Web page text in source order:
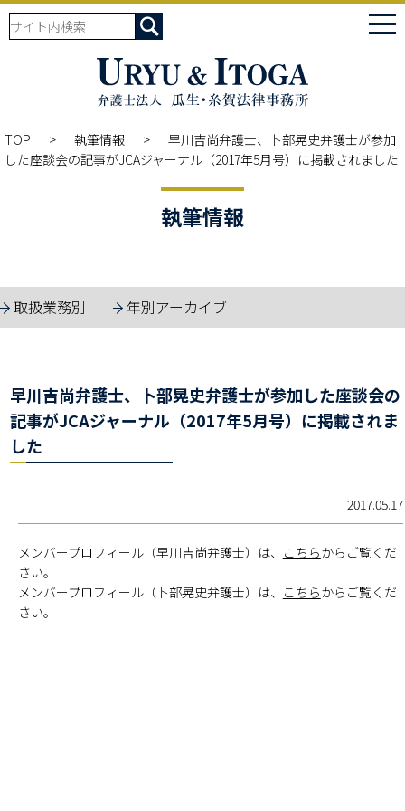
TOP 執筆情報
早川吉尚弁護士、卜部晃史弁護士が参加
した座談会の記事がJCAジャーナル（2017年5月号）に掲載されました
執筆情報
取扱業務別 年別アーカイブ
早川吉尚弁護士、卜部晃史弁護士が参加した座談会の
記事がJCAジャーナル（2017年5月号）に掲載されま
した
2017.05.17
メンバープロフィール（早川吉尚弁護士）は、 こちらからご覧くだ
さい。
メンバープロフィール（卜部晃史弁護士）は、 こちらからご覧くだ
さい。